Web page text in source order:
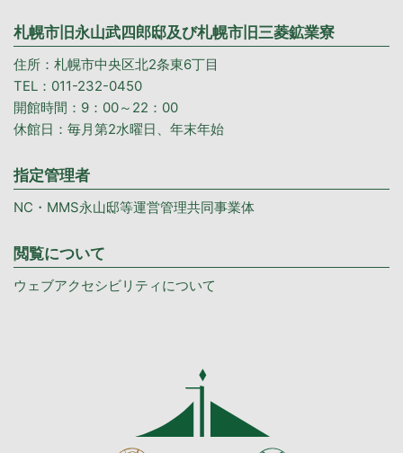
札幌市旧永山武四郎邸及び札幌市旧三菱鉱業寮
住所：札幌市中央区北2条東6丁目
TEL：011-232-0450
開館時間：9：00～22：00
休館日：毎月第2水曜日、年末年始
指定管理者
NC・MMS永山邸等運営管理共同事業体
閲覧について
ウェブアクセシビリティについて